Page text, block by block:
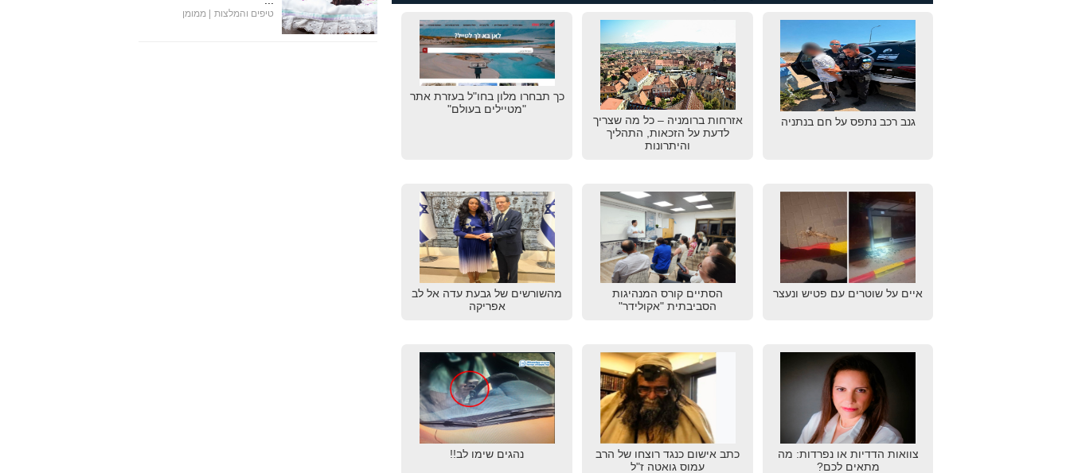
גנב רכב נתפס על חם בנתניה
אזרחות ברומניה – כל מה שצריך
לדעת על הזכאות, התהליך
והיתרונות
כך תבחרו מלון בחו"ל בעזרת אתר
"מטיילים בעולם"
איים על שוטרים עם פטיש ונעצר
הסתיים קורס המנהיגות
הסביבתית "אקולידר"
מהשורשים של גבעת עדה אל לב
אפריקה
צוואות הדדיות או נפרדות: מה
מתאים לכם?
כתב אישום כנגד רוצחו של הרב
עמוס גואטה ז"ל
נהגים שימו לב!!
טיפים והמלצות | ממומן